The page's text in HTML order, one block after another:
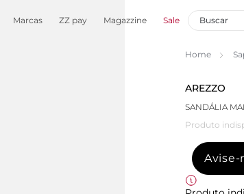
Marcas ZZ pay Magazzine Sale
Home
AREZZO
SANDÁLIA
Produto
Avise-